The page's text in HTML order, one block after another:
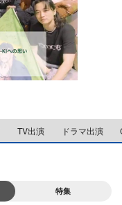
M
u
t
TV出演 ドラマ出演
特集